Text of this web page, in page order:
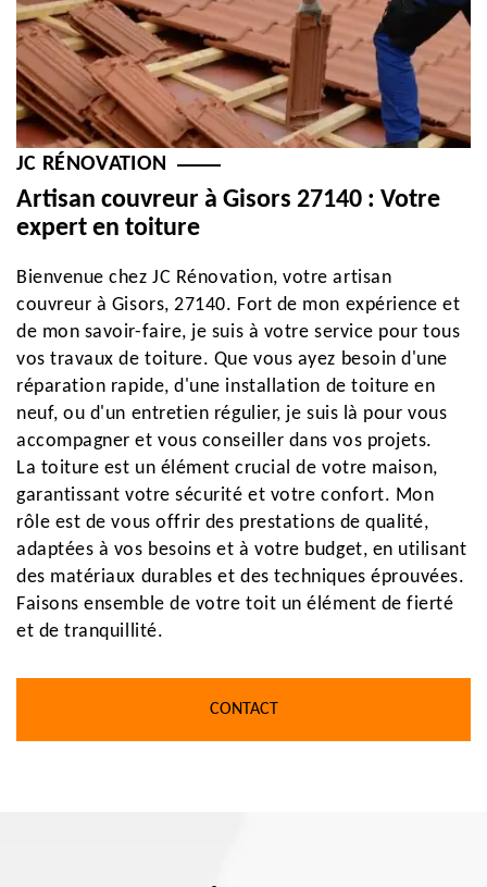
JC RÉNOVATION
Artisan couvreur à Gisors 27140 : Votre
expert en toiture
Bienvenue chez JC Rénovation, votre artisan
couvreur à Gisors, 27140. Fort de mon expérience et
de mon savoir-faire, je suis à votre service pour tous
vos travaux de toiture. Que vous ayez besoin d'une
réparation rapide, d'une installation de toiture en
neuf, ou d'un entretien régulier, je suis là pour vous
accompagner et vous conseiller dans vos projets.
La toiture est un élément crucial de votre maison,
garantissant votre sécurité et votre confort. Mon
rôle est de vous offrir des prestations de qualité,
adaptées à vos besoins et à votre budget, en utilisant
des matériaux durables et des techniques éprouvées.
Faisons ensemble de votre toit un élément de fierté
et de tranquillité.
CONTACT